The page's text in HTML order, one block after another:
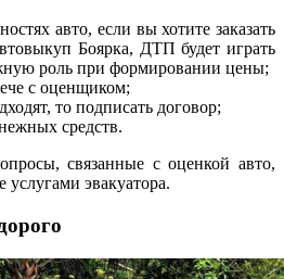
авто, если вы хотите заказать
Боярка, ДТП будет играть
роль при формировании цены;
с оценщиком;
то подписать договор;
средств.
связанные с оценкой авто,
эвакуатора.